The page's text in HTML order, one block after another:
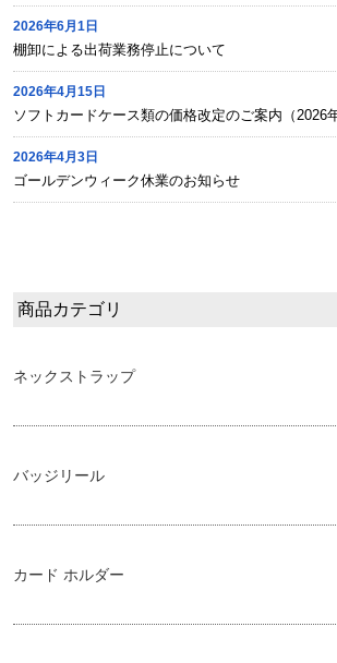
2026年6月1日
棚卸による出荷業務停止について
2026年4月15日
ソフトカードケース類の価格改定のご案内（2026
2026年4月3日
ゴールデンウィーク休業のお知らせ
商品カテゴリ
ネックストラップ
バッジリール
カード ホルダー